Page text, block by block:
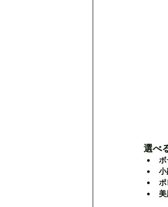
選べ
ボ
小
ポ
美